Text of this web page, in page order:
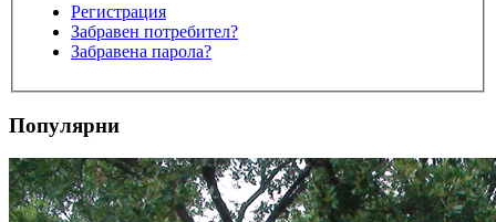
Регистрация
Забравен потребител?
Забравена парола?
Популярни